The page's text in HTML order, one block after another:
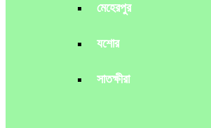
মেহেরপুর
যশোর
সাতক্ষীরা